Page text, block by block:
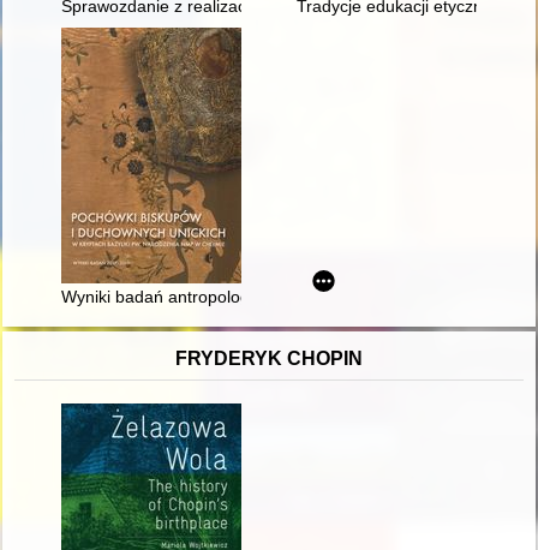
Sprawozdanie z realizacji cyklu "Spotkania ze źródłem
Tradycje edukacji etycznej i
Wyniki badań antropologicznych duchownych i biskupów
FRYDERYK CHOPIN